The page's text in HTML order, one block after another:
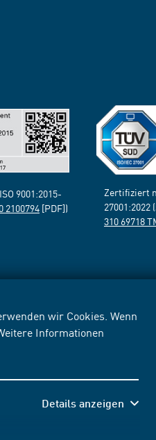
wir Cookies. Wenn
Informationen
Details anzeigen
9001:2015-
2100794[PDF])
Zertifiziert
310 69718